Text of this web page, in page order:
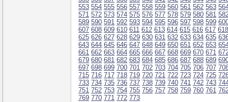
553 554 555 556 557 558 559 560 561 562 563
571 572 573 574 575 576 577 578 579 580 581
589 590 591 592 593 594 595 596 597 598 599
607 608 609 610 611 612 613 614 615 616 617 618
625 626 627 628 629 630 631 632 633 634 635
643 644 645 646 647 648 649 650 651 652 653
661 662 663 664 665 666 667 668 669 670 671
679 680 681 682 683 684 685 686 687 688 689
697 698 699 700 701 702 703 704 705 706 707
715 716 717 718 719 720 721 722 723 724 725
733 734 735 736 737 738 739 740 741 742 743
751 752 753 754 755 756 757 758 759 760 761
769 770 771 772 773